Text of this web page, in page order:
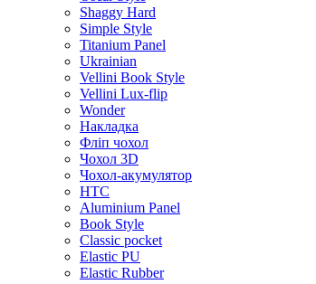
Shaggy Hard
Simple Style
Titanium Panel
Ukrainian
Vellini Book Style
Vellini Lux-flip
Wonder
Накладка
Фліп чохол
Чохол 3D
Чохол-акумулятор
HTC
Aluminium Panel
Book Style
Classic pocket
Elastic PU
Elastic Rubber